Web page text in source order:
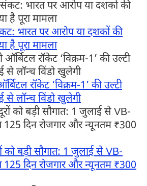
भारत पर आरोप या दशकों की
है पूरा मामला
रॉकेट ‘विक्रम-1’ की उल्टी
से लॉन्च विंडो खुलेगी
को बड़ी सौगात: 1 जुलाई से VB-
दिन रोजगार और न्यूनतम ₹300